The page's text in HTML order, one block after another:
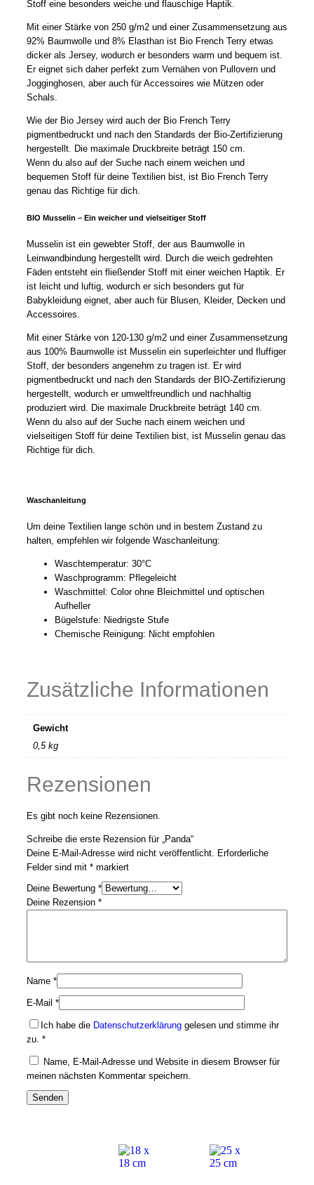
Stoff eine besonders weiche und flauschige Haptik.
Mit einer Stärke von 250 g/m2 und einer Zusammensetzung aus
92% Baumwolle und 8% Elasthan ist Bio French Terry etwas
dicker als Jersey, wodurch er besonders warm und bequem ist.
Er eignet sich daher perfekt zum Vernähen von Pullovern und
Jogginghosen, aber auch für Accessoires wie Mützen oder
Schals.
Wie der Bio Jersey wird auch der Bio French Terry
pigmentbedruckt und nach den Standards der Bio-Zertifizierung
hergestellt. Die maximale Druckbreite beträgt 150 cm.
Wenn du also auf der Suche nach einem weichen und
bequemen Stoff für deine Textilien bist, ist Bio French Terry
genau das Richtige für dich.
BIO Musselin – Ein weicher und vielseitiger Stoff
Musselin ist ein gewebter Stoff, der aus Baumwolle in
Leinwandbindung hergestellt wird. Durch die weich gedrehten
Fäden entsteht ein fließender Stoff mit einer weichen Haptik. Er
ist leicht und luftig, wodurch er sich besonders gut für
Babykleidung eignet, aber auch für Blusen, Kleider, Decken und
Accessoires.
Mit einer Stärke von 120-130 g/m2 und einer Zusammensetzung
aus 100% Baumwolle ist Musselin ein superleichter und fluffiger
Stoff, der besonders angenehm zu tragen ist. Er wird
pigmentbedruckt und nach den Standards der BIO-Zertifizierung
hergestellt, wodurch er umweltfreundlich und nachhaltig
produziert wird. Die maximale Druckbreite beträgt 140 cm.
Wenn du also auf der Suche nach einem weichen und
vielseitigen Stoff für deine Textilien bist, ist Musselin genau das
Richtige für dich.
Waschanleitung
Um deine Textilien lange schön und in bestem Zustand zu
halten, empfehlen wir folgende Waschanleitung:
Waschtemperatur: 30°C
Waschprogramm: Pflegeleicht
Waschmittel: Color ohne Bleichmittel und optischen
Aufheller
Bügelstufe: Niedrigste Stufe
Chemische Reinigung: Nicht empfohlen
Zusätzliche Informationen
Gewicht
0,5 kg
Rezensionen
Es gibt noch keine Rezensionen.
Schreibe die erste Rezension für „Panda“
Deine E-Mail-Adresse wird nicht veröffentlicht.
Erforderliche
Felder sind mit * markiert
Deine Bewertung *
Deine Rezension *
Name *
E-Mail *
Ich habe die Datenschutzerklärung gelesen und stimme ihr
zu. *
Name, E-Mail-Adresse und Website in diesem Browser für
meinen nächsten Kommentar speichern.